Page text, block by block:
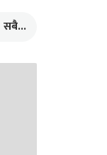
सबै...